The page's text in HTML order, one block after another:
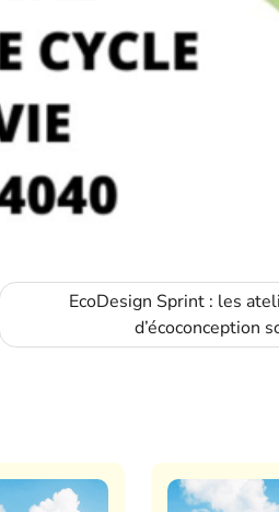
EcoDesign Sprint : les
d’écoconception